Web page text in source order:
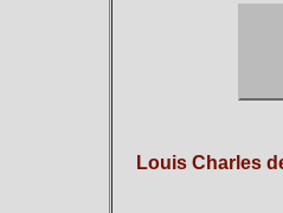
Louis Charles